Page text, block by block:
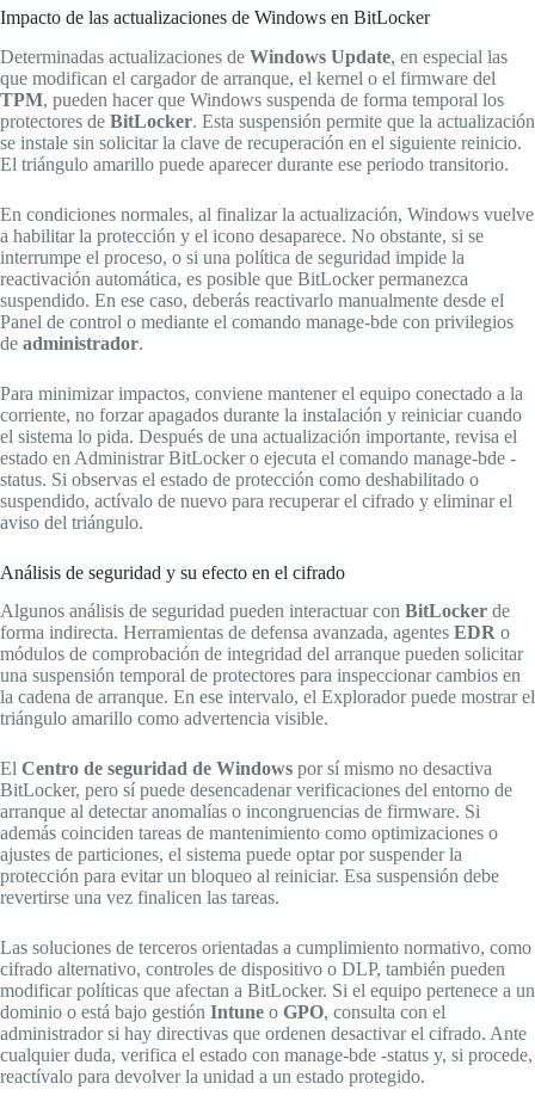
Impacto de las actualizaciones de Windows en BitLocker
Determinadas actualizaciones de Windows Update, en especial las
que modifican el cargador de arranque, el kernel o el firmware del
TPM, pueden hacer que Windows suspenda de forma temporal los
protectores de BitLocker. Esta suspensión permite que la actualización
se instale sin solicitar la clave de recuperación en el siguiente reinicio.
El triángulo amarillo puede aparecer durante ese periodo transitorio.
En condiciones normales, al finalizar la actualización, Windows vuelve
a habilitar la protección y el icono desaparece. No obstante, si se
interrumpe el proceso, o si una política de seguridad impide la
reactivación automática, es posible que BitLocker permanezca
suspendido. En ese caso, deberás reactivarlo manualmente desde el
Panel de control o mediante el comando manage-bde con privilegios
de administrador.
Para minimizar impactos, conviene mantener el equipo conectado a la
corriente, no forzar apagados durante la instalación y reiniciar cuando
el sistema lo pida. Después de una actualización importante, revisa el
estado en Administrar BitLocker o ejecuta el comando manage-bde -
status. Si observas el estado de protección como deshabilitado o
suspendido, actívalo de nuevo para recuperar el cifrado y eliminar el
aviso del triángulo.
Análisis de seguridad y su efecto en el cifrado
Algunos análisis de seguridad pueden interactuar con BitLocker de
forma indirecta. Herramientas de defensa avanzada, agentes EDR o
módulos de comprobación de integridad del arranque pueden solicitar
una suspensión temporal de protectores para inspeccionar cambios en
la cadena de arranque. En ese intervalo, el Explorador puede mostrar el
triángulo amarillo como advertencia visible.
El Centro de seguridad de Windows por sí mismo no desactiva
BitLocker, pero sí puede desencadenar verificaciones del entorno de
arranque al detectar anomalías o incongruencias de firmware. Si
además coinciden tareas de mantenimiento como optimizaciones o
ajustes de particiones, el sistema puede optar por suspender la
protección para evitar un bloqueo al reiniciar. Esa suspensión debe
revertirse una vez finalicen las tareas.
Las soluciones de terceros orientadas a cumplimiento normativo, como
cifrado alternativo, controles de dispositivo o DLP, también pueden
modificar políticas que afectan a BitLocker. Si el equipo pertenece a un
dominio o está bajo gestión Intune o GPO, consulta con el
administrador si hay directivas que ordenen desactivar el cifrado. Ante
cualquier duda, verifica el estado con manage-bde -status y, si procede,
reactívalo para devolver la unidad a un estado protegido.